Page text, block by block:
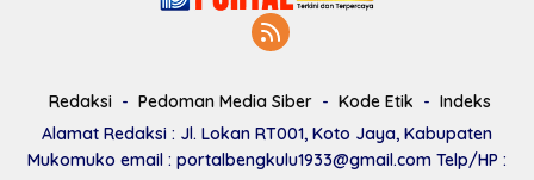
Redaksi Pedoman Media Siber Kode Etik
Indeks
Alamat Redaksi : Jl. Lokan RT001, Koto Jaya, Kabupaten
Mukomuko email : portalbengkulu1933@gmail.com Telp/HP :